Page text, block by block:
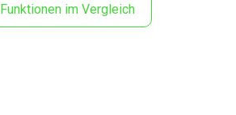
im Vergleich